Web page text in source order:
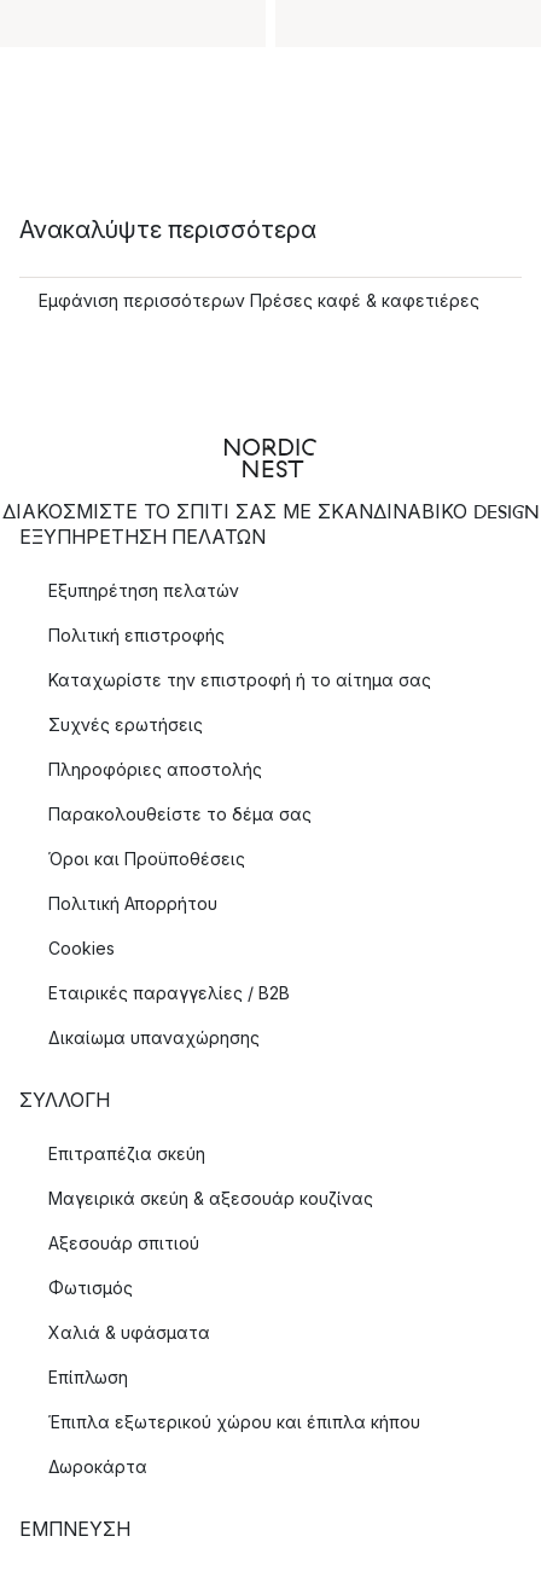
Ανακαλύψτε περισσότερα
Εμφάνιση περισσότερων Πρέσες καφέ & καφετιέρες
ΔΙΑΚΟΣΜΙΣΤΕ ΤΟ ΣΠΙΤΙ ΣΑΣ ΜΕ ΣΚΑΝΔΙΝΑΒΙΚΟ DESIGN
ΕΞΥΠΗΡΈΤΗΣΗ ΠΕΛΑΤΏΝ
Εξυπηρέτηση πελατών
Πολιτική επιστροφής
Καταχωρίστε την επιστροφή ή το αίτημα σας
Συχνές ερωτήσεις
Πληροφόριες αποστολής
Παρακολουθείστε το δέμα σας
Όροι και Προϋποθέσεις
Πολιτική Απορρήτου
Cookies
Εταιρικές παραγγελίες / B2B
Δικαίωμα υπαναχώρησης
ΣΥΛΛΟΓΉ
Επιτραπέζια σκεύη
Μαγειρικά σκεύη & αξεσουάρ κουζίνας
Αξεσουάρ σπιτιού
Φωτισμός
Χαλιά & υφάσματα
Επίπλωση
Έπιπλα εξωτερικού χώρου και έπιπλα κήπου
Δωροκάρτα
ΈΜΠΝΕΥΣΗ